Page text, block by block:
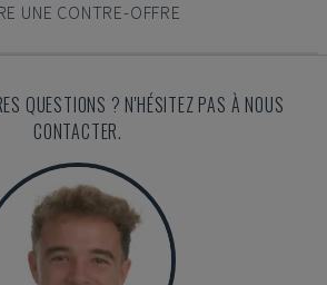
UNE CONTRE-OFFRE
QUESTIONS ? N'HÉSITEZ PAS À NOUS
CONTACTER.